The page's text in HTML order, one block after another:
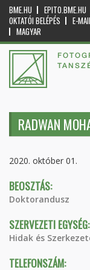
BME.HU EPITO.BME.HU
OKTATÓI BELÉPÉS
E-
MAGYAR
RADWAN
2020. október 01.
BEOSZTÁS:
Doktorandusz
SZERVEZETI EGYSÉG:
Hidak és
TELEFONSZÁM: